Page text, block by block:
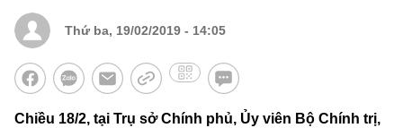
Thứ ba, 19/02/2019 - 14:05
Chiều 18/2, tại Trụ sở Chính phủ, Ủy viên Bộ Chính trị,